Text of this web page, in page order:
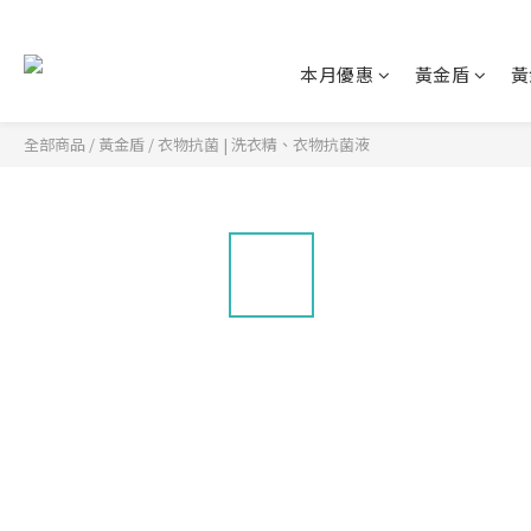
本月優惠 黃金盾
全部商品 / 黃金盾 / 衣物抗菌 | 洗衣精、衣物抗菌液